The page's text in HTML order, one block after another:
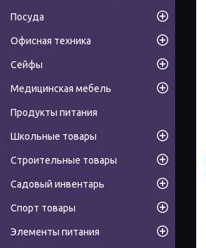
Посуда
Офисная техника
Сейфы
Медицинская мебель
Продукты питания
Школьные товары
Строительные товары
Садовый инвентарь
Спорт товары
Элементы питания